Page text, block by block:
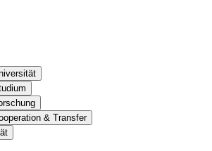
& Transfer